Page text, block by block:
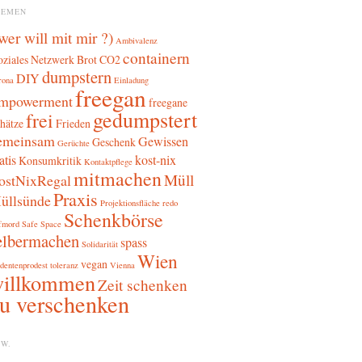
will mit mir ?) Ambivalenz
NetzwerkBrotCO2containern
DIYdumpstern Einladung
freegan freegane
frei Frieden gedumpstert
Gerüchte GeschenkGewissen
Konsumkritik Kontaktpflege kost-nix
mitmachenMüll
Praxis Projektionsfläche redo
Safe Space Schenkbörse
Solidarität spass
toleranz vegan Vienna Wien
Zeit schenken
verschenken